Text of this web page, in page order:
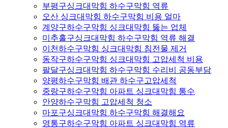
부평구싱크대막힘 하수구막힘 역류
오산 싱크대막힘 하수구막힘 비용 얼마
계양구하수구막힘 싱크대막힘 뚫는 업체
미추홀구싱크대막힘 하수구막힘 역류 해결
이천하수구막힘 싱크대막힘 침전물 제거
동작구하수구막힘 싱크대막힘 고압세척 비용
팔달구싱크대막힘 하수구막힘 수리비 공동부담
양평하수구막힘 배관 하수구고압세척
중랑구하수구막힘 아파트 싱크대막힘 통수
안양하수구막힘 고압세척 청소
마포구싱크대막힘 하수구막힘 해결해요
영통구하수구막힘 아파트 싱크대막힘 역류